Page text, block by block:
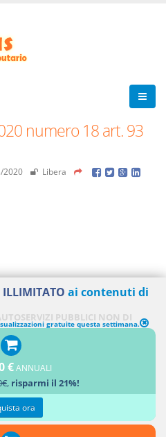
numero 18 art. 93
2020 Libera
PUBBLICI NON DI
ILLIMITATO ai contenuti di
gratuite questa settimana.
€ANNUALI
, risparmi il 21%!
ora